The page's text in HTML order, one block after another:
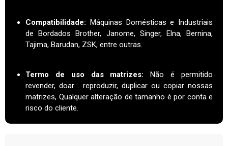
Compatibilidade:
Máquinas Domésticas e Industriais
de Bordados Brother, Janome, Singer, Elna, Bernina,
Tajima, Barudan, ZSK, entre outras.
Termo de uso das matrizes:
Não é permitido
revender, doar . reproduzir, duplicar ou copiar nossas
matrizes, Qualquer alteração de tamanho é por conta e
risco do cliente.